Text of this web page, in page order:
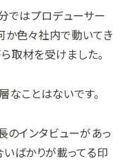
ではプロデューサー
か色々社内で動いてき
取材を受けました。
なことはないです。
インタビューがあっ
いばかりが載ってる印